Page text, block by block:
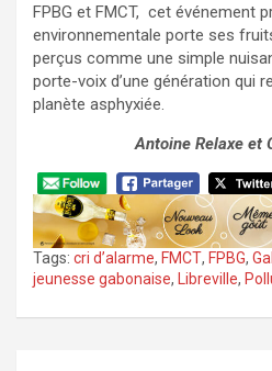
FPBG et FMCT, cet événement
environnementale porte ses
perçus comme une simple
porte-voix d’une génération qui
planète asphyxiée.
Antoine Relaxe et
Tags: cri d’alarme, FMCT, FPBG,
jeunesse gabonaise, Libreville,